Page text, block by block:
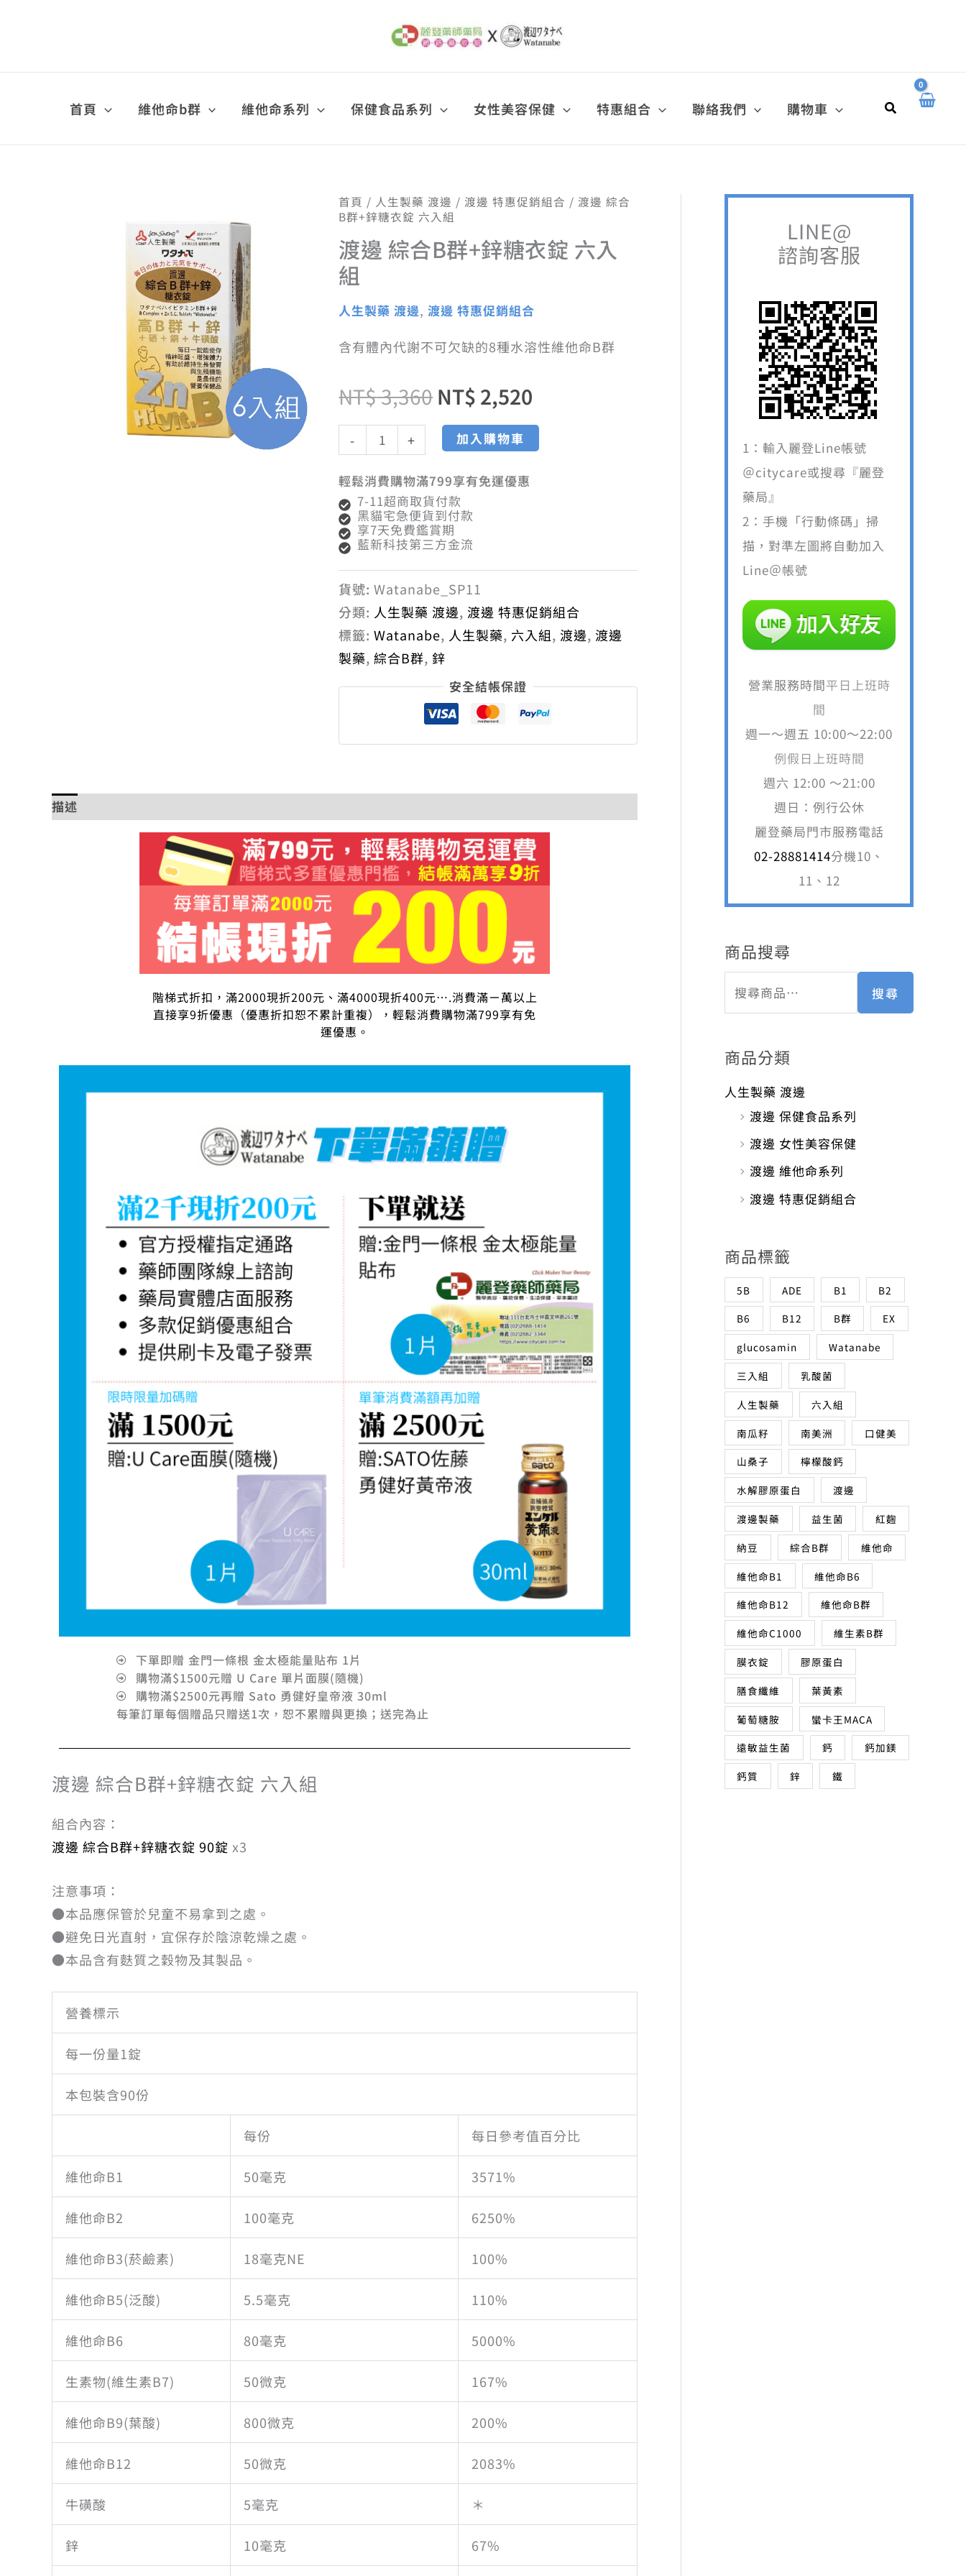
首頁 維他命b群 維他命系列 保健食品系列 女性美容保健 特惠組合 聯絡我們 購物車
搜
首頁 / 人生製藥 渡邊 / 渡邊 特惠促銷組合 / 渡邊 綜合
B群+鋅糖衣錠 六入組
渡邊 綜合B群+鋅糖衣錠 六入
組
人生製藥 渡邊,渡邊 特惠促銷組合
含有體內代謝不可欠缺的8種水溶性維他命B群
NT$3,360
原
始
價
NT$ 3,360。
NT$ 2,520
前
價
NT$ 2,520。
-
渡
邊
綜
合
B
群
+鋅
糖
衣
六
入
數
量
+ 加入購物車
輕鬆消費購物滿799享有免運優惠
7-11超商取貨付款
黑貓宅急便貨到付款
享7天免費鑑賞期
藍新科技第三方金流
貨號:Watanabe_SP11
分類: 人生製藥 渡邊, 渡邊 特惠促銷組合
標籤:Watanabe, 人生製藥, 六入組, 渡邊, 渡邊
製藥,綜合B群,鋅
安全結帳保證
描述
階梯式折扣，滿2000現折200元、滿4000現折400元….消費滿ㄧ萬以上
直接享9折優惠（優惠折扣恕不累計重複），輕鬆消費購物滿799享有免
運優惠。
下單即贈 金門一條根 金太極能量貼布 1片
購物滿$1500元贈 U Care 單片面膜(隨機)
購物滿$2500元再贈 Sato 勇健好皇帝液 30ml
每筆訂單每個贈品只贈送1次，恕不累贈與更換；送完為止
渡邊 綜合B群+鋅糖衣錠 六入組
組合內容：
渡邊 綜合B群+鋅糖衣錠 90錠 x3
注意事項：
●本品應保管於兒童不易拿到之處。
●避免日光直射，宜保存於陰涼乾燥之處。
●本品含有麩質之穀物及其製品。
營養標示
每一份量1錠
本包裝含90份
每份 每日參考值百分比
維他命B1 50毫克 3571%
維他命B2 100毫克 6250%
維他命B3(菸鹼素) 18毫克NE 100%
維他命B5(泛酸) 5.5毫克 110%
維他命B6 80毫克 5000%
生素物(維生素B7) 50微克 167%
維他命B9(葉酸) 800微克 200%
維他命B12 50微克 2083%
牛磺酸 5毫克 ＊
鋅 10毫克 67%
LINE@
諮詢客服
1：輸入麗登Line帳號
＠citycare或搜尋『麗登
藥局』
2：手機「行動條碼」掃
描，對準左圖將自動加入
Line＠帳號
營業服務時間平日上班時
間
週一～週五 10:00～22:00
例假日上班時間
週六 12:00 ～21:00
週日：例行公休
麗登藥局門市服務電話
02-28881414分機10、
11、12
商品搜尋
字
搜尋
商品分類
人生製藥 渡邊
渡邊 保健食品系列
渡邊 女性美容保健
渡邊 維他命系列
渡邊 特惠促銷組合
商品標籤
5B ADE B1
B2
B6
B12 B群
EX
glucosamin
Watanabe
三入組
乳酸菌
人生製藥
六入組
南瓜籽
南美洲
口健美
山桑子
檸檬酸鈣
水解膠原蛋白
渡邊
渡邊製藥
益生菌
紅麴
納豆
綜合B群
維他命
維他命B1
維他命B6
維他命B12
維他命B群
維他命C1000
維生素B群
膜衣錠
膠原蛋白
膳食纖維
葉黃素
葡萄糖胺
蠻卡王MACA
遠敏益生菌
鈣
鈣加鎂
鈣質
鋅 鐵